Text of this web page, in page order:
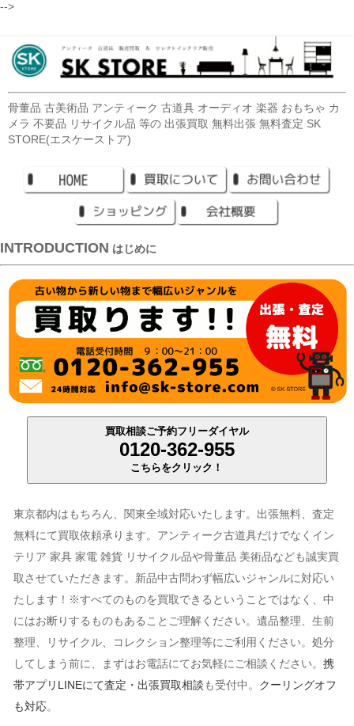
-->
骨董品 古美術品 アンティーク 古道具 オーディオ 楽器 おもちゃ カ
メラ 不要品 リサイクル品 等の 出張買取 無料出張 無料査定 SK
STORE(エスケーストア)
INTRODUCTION はじめに
買取相談ご予約フリーダイヤル
0120-362-955
こちらをクリック！
東京都内はもちろん、関東全域対応いたします。出張無料、査定
無料にて買取依頼承ります。アンティーク古道具だけでなくイン
テリア 家具 家電 雑貨 リサイクル品や骨董品 美術品なども誠実買
取させていただきます。新品中古問わず幅広いジャンルに対応い
たします！※すべてのものを買取できるということではなく、中
にはお断りするものもあることご理解ください。遺品整理、生前
整理、リサイクル、コレクション整理等にご利用ください。処分
してしまう前に、まずはお電話にてお気軽にご相談ください。 携
帯アプリLINEにて査定・出張買取相談も受付中。 クーリングオフ
も対応。